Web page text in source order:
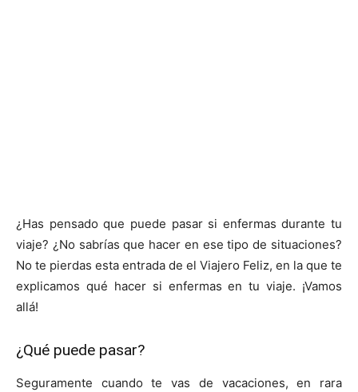
¿Has pensado que puede pasar si enfermas durante tu
viaje? ¿No sabrías que hacer en ese tipo de situaciones?
No te pierdas esta entrada de el Viajero Feliz, en la que te
explicamos qué hacer si enfermas en tu viaje. ¡Vamos
allá!
¿Qué puede pasar?
Seguramente cuando te vas de vacaciones, en rara